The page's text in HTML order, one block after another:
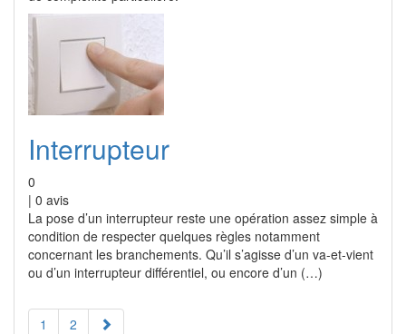
Interrupteur
0
| 0 avis
La pose d’un interrupteur reste une opération assez simple à
condition de respecter quelques règles notamment
concernant les branchements. Qu’il s’agisse d’un va-et-vient
ou d’un interrupteur différentiel, ou encore d’un (…)
1 2